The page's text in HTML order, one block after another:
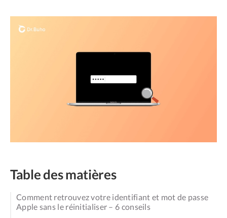
Table des matières
Comment retrouvez votre identifiant et mot de passe
Apple sans le réinitialiser – 6 conseils